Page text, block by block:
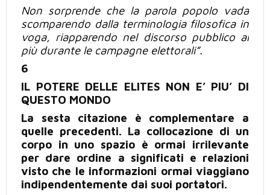
Non sorprende che la parola popolo vada
scomparendo dalla terminologia filosofica in
voga, riapparendo nel discorso pubblico al
piùdurante le campagne elettorali”.
6
IL POTERE DELLE ELITES NON E’ PIU’ DI
QUESTO MONDO
La sesta citazione è complementare a
quelle precedenti. La collocazione di un
corpo in uno spazio è ormai irrilevante
per dare ordine a significati e relazioni
visto che le informazioni ormai viaggiano
indipendentemente dai suoi portatori.